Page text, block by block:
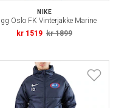
NIKE
Oslo FK Vinterjakke Marine
kr 1519 kr 1899